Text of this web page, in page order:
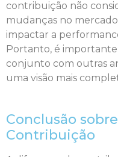
contribuição não
mudanças no
impactar a
Portanto, é
conjunto com outras
uma visão mais
Conclusão
Contribuição